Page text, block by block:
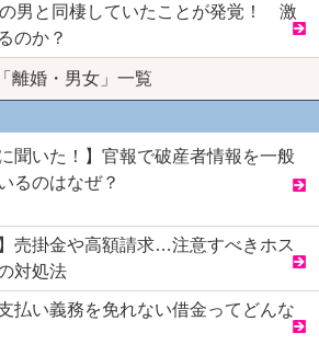
男と同棲していたことが発覚！ 激
のか？
「離婚・男女」一覧
聞いた！】官報で破産者情報を一般
るのはなぜ？
売掛金や高額請求…注意すべきホス
対処法
払い義務を免れない借金ってどんな